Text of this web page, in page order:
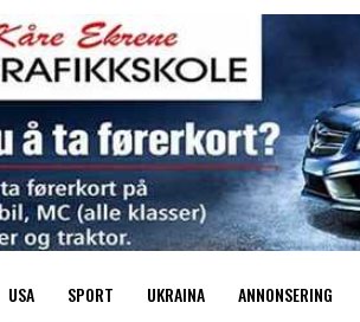
USA SPORT UKRAINA ANNONSERING